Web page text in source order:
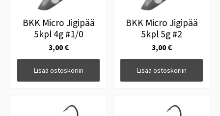
BKK Micro Jigipää
5kpl 4g #1/0
3,00 €
Lisää ostoskoriin
BKK Micro Jigipää
5kpl 5g #2
3,00 €
Lisää ostoskoriin